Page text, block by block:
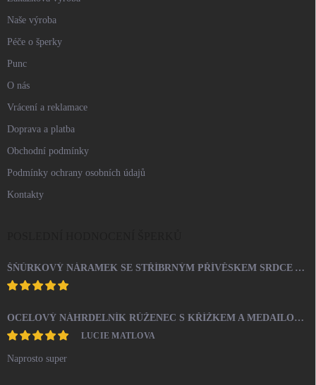
Naše výroba
Péče o šperky
Punc
O nás
Vrácení a reklamace
Doprava a platba
Obchodní podmínky
Podmínky ochrany osobních údajů
Kontakty
ŠŇŮRKOVÝ NÁRAMEK SE STŘÍBRNÝM PŘÍVĚSKEM SRDCE A KRYSTALY SWAROVSKI CRYSTAL (STŘÍBRO 925/1000)
OCELOVÝ NÁHRDELNÍK RŮŽENEC S KŘÍŽKEM A MEDAILONEM
LUCIE MATLOVA
Naprosto super